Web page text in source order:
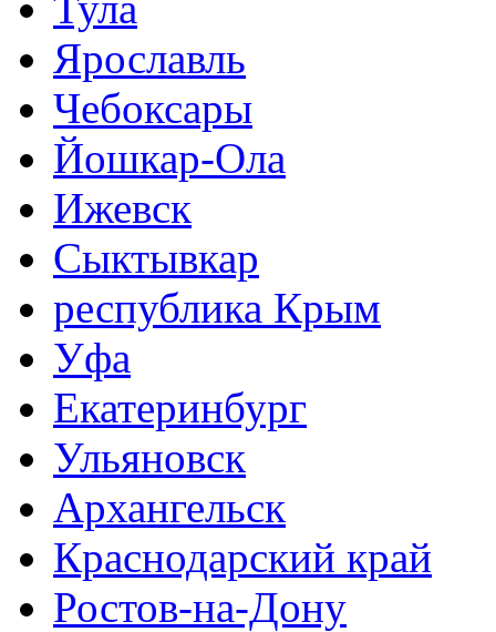
Ярославль
Чебоксары
Йошкар-Ола
Ижевск
Сыктывкар
республика Крым
Уфа
Екатеринбург
Ульяновск
Архангельск
Краснодарский край
Ростов-на-Дону